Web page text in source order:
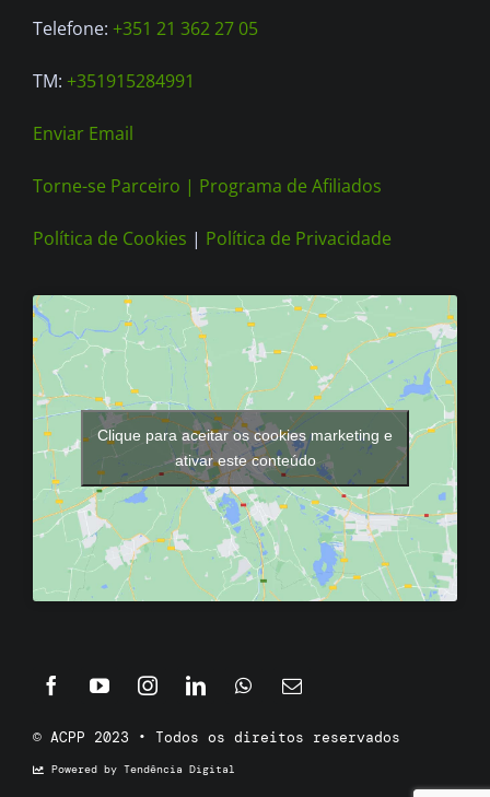
the
page
Telefone: +351 21 362 27 05
TM: +351915284991
Enviar Email
Torne-se Parceiro | Programa de Afiliados
Política de Cookies | Política de Privacidade
Clique para aceitar os cookies marketing e
ativar este conteúdo
© ACPP 2023 • Todos os direitos reservados
Powered by Tendência Digital